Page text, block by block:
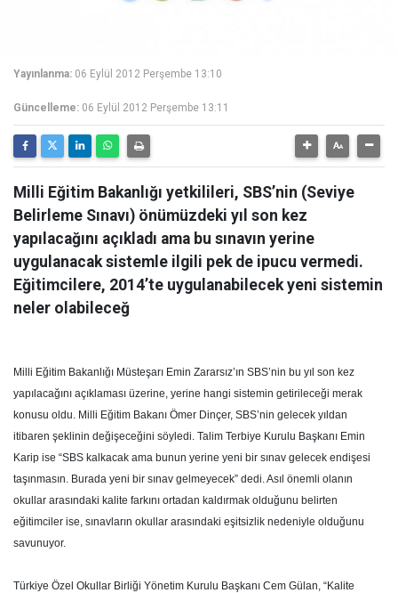
Yayınlanma: 06 Eylül 2012 Perşembe 13:10
Güncelleme: 06 Eylül 2012 Perşembe 13:11
Milli Eğitim Bakanlığı yetkilileri, SBS’nin (Seviye
Belirleme Sınavı) önümüzdeki yıl son kez
yapılacağını açıkladı ama bu sınavın yerine
uygulanacak sistemle ilgili pek de ipucu vermedi.
Eğitimcilere, 2014’te uygulanabilecek yeni sistemin
neler olabileceğ
Milli Eğitim Bakanlığı Müsteşarı Emin Zararsız’ın SBS’nin bu yıl son kez
yapılacağını açıklaması üzerine, yerine hangi sistemin getirileceği merak
konusu oldu. Milli Eğitim Bakanı Ömer Dinçer, SBS’nin gelecek yıldan
itibaren şeklinin değişeceğini söyledi. Talim Terbiye Kurulu Başkanı Emin
Karip ise “SBS kalkacak ama bunun yerine yeni bir sınav gelecek endişesi
taşınmasın. Burada yeni bir sınav gelmeyecek” dedi. Asıl önemli olanın
okullar arasındaki kalite farkını ortadan kaldırmak olduğunu belirten
eğitimciler ise, sınavların okullar arasındaki eşitsizlik nedeniyle olduğunu
savunuyor.
Türkiye Özel Okullar Birliği Yönetim Kurulu Başkanı Cem Gülan, “Kalite